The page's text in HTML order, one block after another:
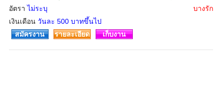
อัตราไม่ระบุ
เงินเดือน วันละ 500 บาทขึ้นไป
บางรัก
สมัครงาน รายละเอียด เก็บงาน